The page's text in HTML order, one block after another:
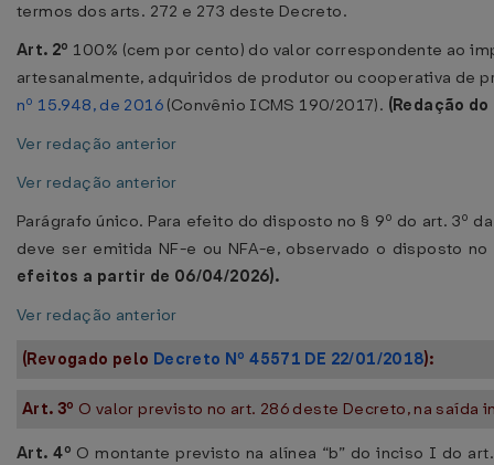
termos dos arts. 272 e 273 deste Decreto.
Art. 2º 100% (cem por cento) do valor correspondente ao
artesanalmente, adquiridos de produtor ou cooperativa de
nº 15.948, de 2016 (Convênio ICMS 190/2017). (Redação
Ver redação anterior
Ver redação anterior
Parágrafo único. Para efeito do disposto no § 9º do art. 3º
deve ser emitida NF-e ou NFA-e, observado o disposto
efeitos a partir de 06/04/2026).
Ver redação anterior
(Revogado pelo Decreto Nº 45571 DE 22/01/2018):
Art. 3º O valor previsto no art. 286 deste Decreto, na
Art. 4º O montante previsto na alínea “b” do inciso I do